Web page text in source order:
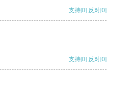
支持[0] 反对[0]
支持[0] 反对[0]